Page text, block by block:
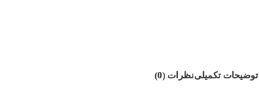
توضیحات تکمیلینظرات (0)